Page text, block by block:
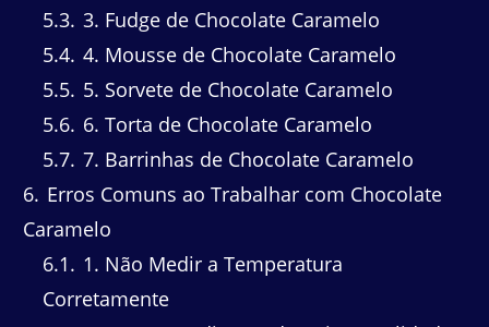
5.3 3. Fudge de Chocolate Caramelo
5.4 4. Mousse de Chocolate Caramelo
5.5 5. Sorvete de Chocolate Caramelo
5.6 6. Torta de Chocolate Caramelo
5.7 7. Barrinhas de Chocolate Caramelo
6 Erros Comuns ao Trabalhar com Chocolate
Caramelo
6.1
1. Não Medir a Temperatura
Corretamente